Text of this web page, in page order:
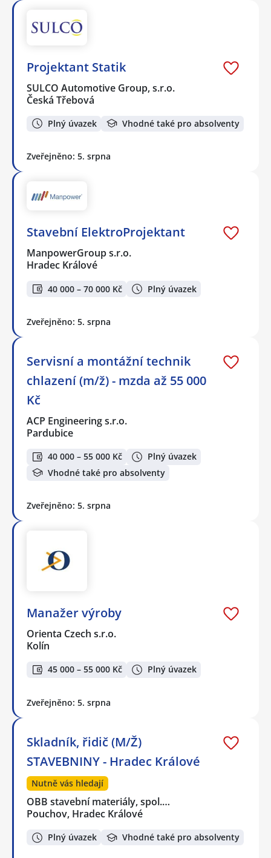
Projektant Statik
SULCO Automotive Group, s.r.o.
Česká Třebová
Plný úvazek Vhodné také pro absolventy
Zveřejněno: 5. srpna
Stavební ElektroProjektant
ManpowerGroup s.r.o.
Hradec Králové
40 000 – 70 000 Kč Plný úvazek
Zveřejněno: 5. srpna
Servisní a montážní technik
chlazení (m/ž) - mzda až 55 000
Kč
ACP Engineering s.r.o.
Pardubice
40 000 – 55 000 Kč
Plný úvazek
Vhodné také pro absolventy
Zveřejněno: 5. srpna
Manažer výroby
Orienta Czech s.r.o.
Kolín
45 000 – 55 000 Kč Plný úvazek
Zveřejněno: 5. srpna
Skladník, řidič (M/Ž)
STAVEBNINY - Hradec Králové
Nutně vás hledají
OBB stavební materiály, spol.…
Pouchov, Hradec Králové
Plný úvazek Vhodné také pro absolventy